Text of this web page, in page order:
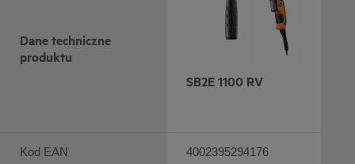
Dane techniczne
produktu
Kod EAN
SB2E 1100 RV
4002395294176